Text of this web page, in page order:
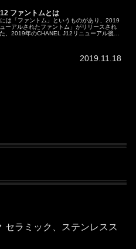
ファントムとは
は「ファントム」というものがあり、2019
ーアルされたファントム」がリリースされ
、2019年のCHANEL J12リニューアル後で
2019.11.18
セラミック、ステンレスス